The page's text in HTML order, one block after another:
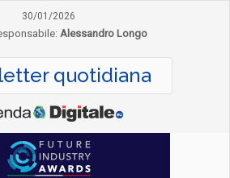
30/01/2026
Alessandro Longo
quotidiana